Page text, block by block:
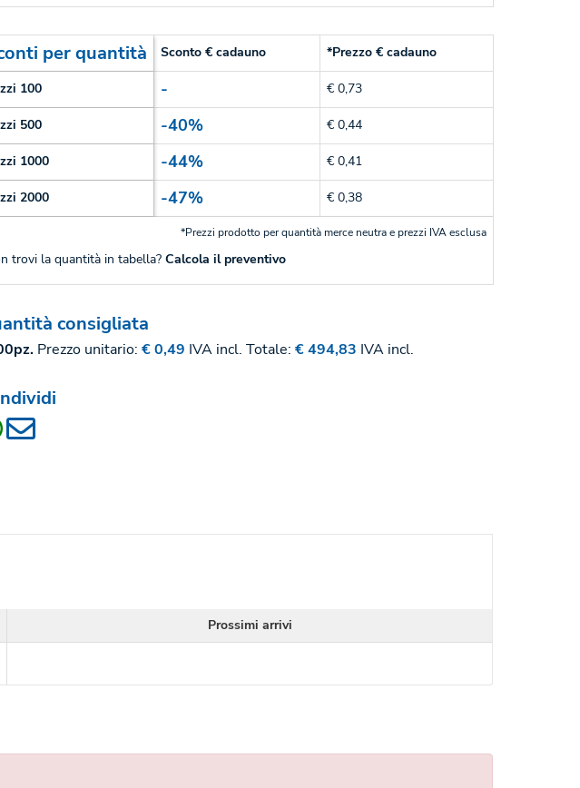
per quantità Sconto € cadauno *Prezzo € cadauno
100 - € 0,73
500 -40% € 0,44
1000 -44% € 0,41
2000 -47% € 0,38
*Prezzi prodotto per quantità merce neutra e prezzi IVA esclusa
trovi la quantità in tabella? Calcola il preventivo
consigliata
Prezzo unitario: € 0,49 IVA incl. Totale: € 494,83 IVA incl.
Prossimi arrivi